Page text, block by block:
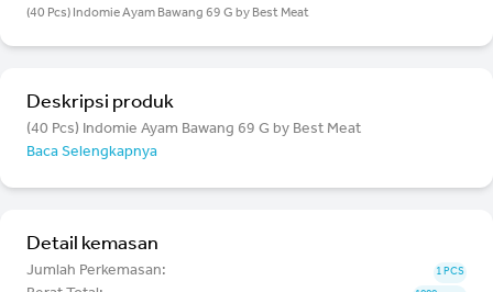
(40 Pcs) Indomie Ayam Bawang 69 G by Best Meat
Deskripsi produk
(40 Pcs) Indomie Ayam Bawang 69 G by Best Meat
Baca Selengkapnya
Detail kemasan
Jumlah Perkemasan: 1 PCS